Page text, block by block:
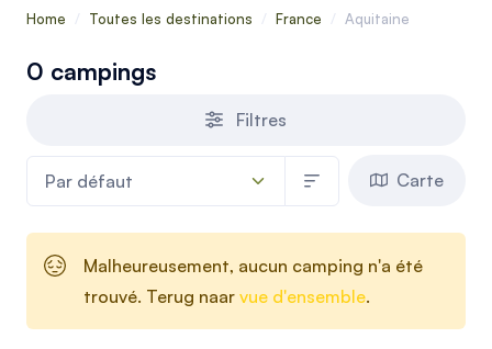
Home / Toutes les destinations / France / Aquitaine
0 campings
Filtres
Carte
Malheureusement, aucun camping n'a été
trouvé. Terug naar vue d'ensemble.